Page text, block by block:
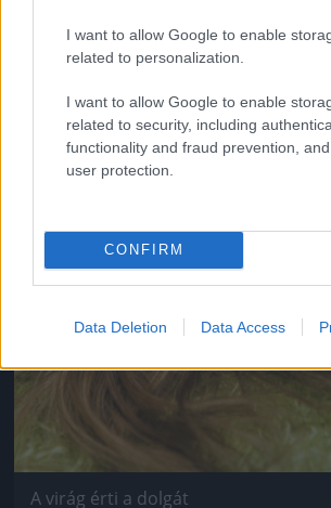
I want to allow Google to enable
related to personalization.
I want to allow Google to enable
related to security, including
functionality and fraud prevention,
user protection.
CONFIRM
Data Deletion Data Access
A virág érti a dolgát